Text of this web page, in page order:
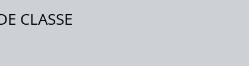
CLASSE